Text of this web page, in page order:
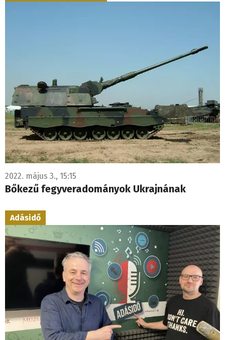
2022. május 3., 15:15
Bőkezű fegyveradományok Ukrajnának
Adásidő